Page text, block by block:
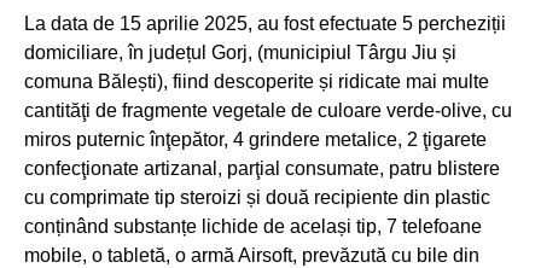
La data de 15 aprilie 2025, au fost efectuate 5 percheziții
domiciliare, în județul Gorj, (municipiul Târgu Jiu și
comuna Bălești), fiind descoperite și ridicate mai multe
cantităţi de fragmente vegetale de culoare verde-olive, cu
miros puternic înţepător, 4 grindere metalice, 2 ţigarete
confecţionate artizanal, parţial consumate, patru blistere
cu comprimate tip steroizi și două recipiente din plastic
conținând substanțe lichide de același tip, 7 telefoane
mobile, o tabletă, o armă Airsoft, prevăzută cu bile din